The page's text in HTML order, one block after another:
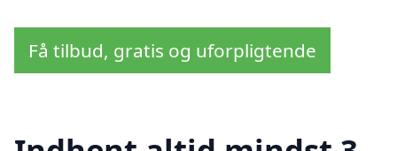
Få tilbud, gratis og uforpligtende